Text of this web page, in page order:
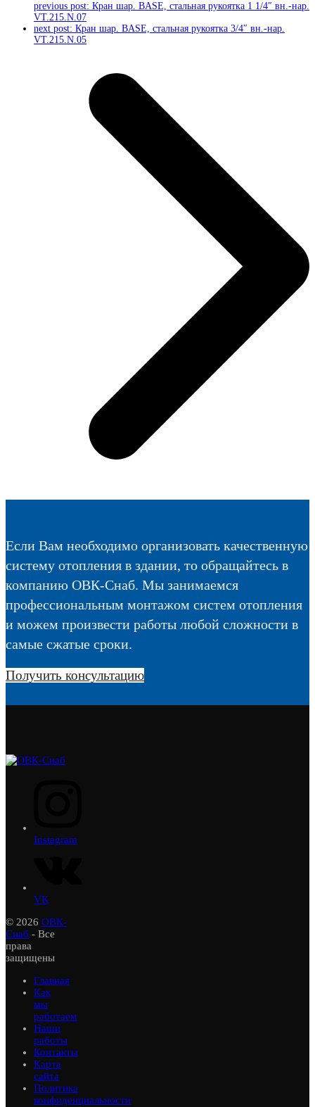
previous post: Кран шар. BASE, стальная рукоятка 1 1/4″ вн.-нар.
VT.215.N.07
next post: Кран шар. BASE, стальная рукоятка 3/4″ вн.-нар.
VT.215.N.05
Если Вам необходимо организовать качественную
систему отопления в здании, то обращайтесь в
компанию ОВК-Снаб. Мы занимаемся
профессиональным монтажом систем отопления
и можем произвести работы любой сложности в
самые сжатые сроки.
Получить консультацию
Instagram
VK
© 2026 ОВК-
Снаб - Все
права
защищены
Главная
Как
мы
работаем
Наши
работы
Контакты
Карта
сайта
Политика
конфиденциальности